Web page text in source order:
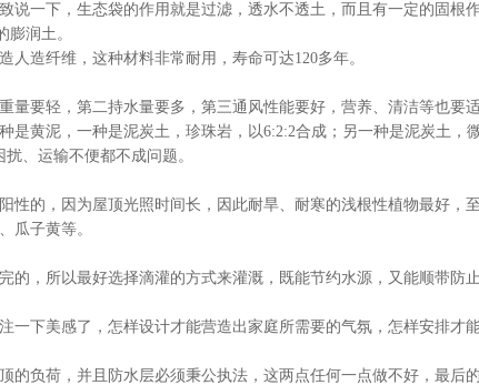
一下，生态袋的作用就是过滤，透水不透土，而且有一定的固根
膨润土。
人造纤维，这种材料非常耐用，寿命可达120多年。
要轻，第二持水量要多，第三通风性能要好，营养、清洁等也要
是黄泥，一种是泥炭土，珍珠岩，以6:2:2合成；另一种是泥炭土，
、运输不便都不成问题。
的，因为屋顶光照时间长，因此耐旱、耐寒的浅根性植物最好，
瓜子黄等。
，所以最好选择滴灌的方式来灌溉，既能节约水源，又能顺带防止
下美感了，怎样设计才能营造出家庭所需要的气氛，怎样安排才
负荷，并且防水层必须秉公执法，这两点任何一点做不好，最后